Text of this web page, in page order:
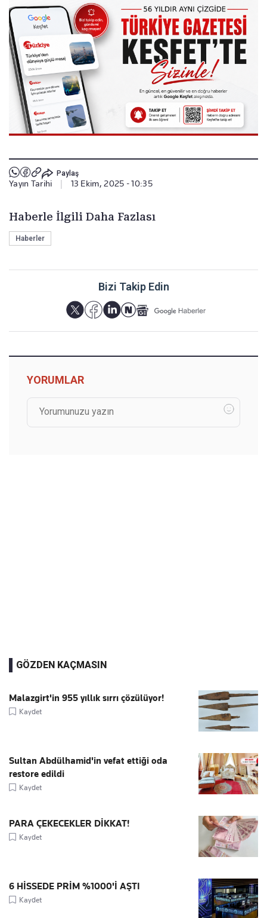
Paylaş
Yayın Tarihi 13 Ekim, 2025 - 10:35
Haberle İlgili Daha Fazlası
Haberler
Bizi Takip Edin
YORUMLAR
GÖZDEN KAÇMASIN
Malazgirt'in 955 yıllık sırrı çözülüyor!
Kaydet
Sultan Abdülhamid'in vefat ettiği oda
restore edildi
Kaydet
PARA ÇEKECEKLER DİKKAT!
Kaydet
6 HİSSEDE PRİM %1000'İ AŞTI
Kaydet